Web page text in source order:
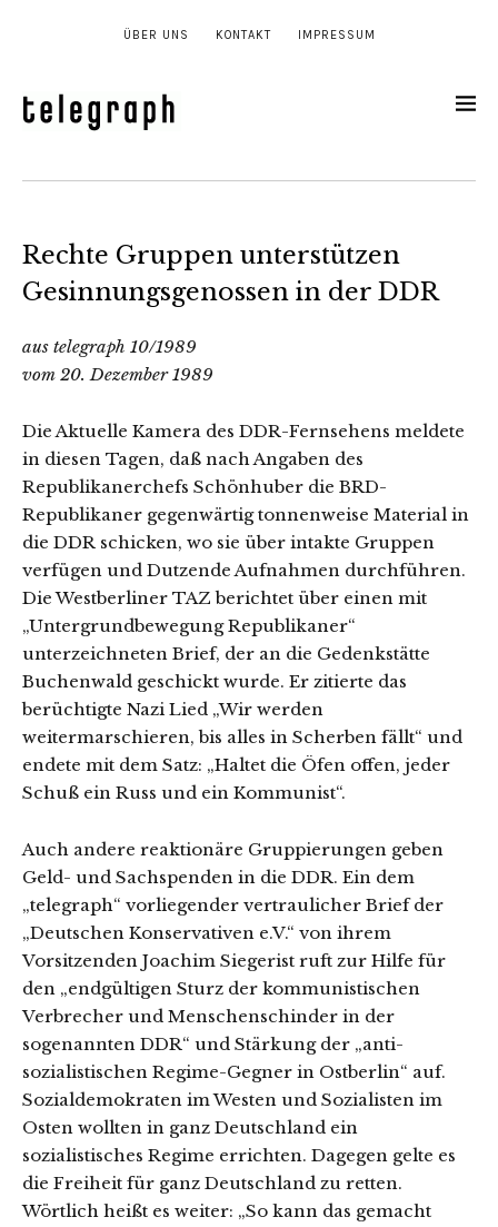
ÜBER UNS KONTAKT IMPRESSUM
Rechte Gruppen unterstützen
Gesinnungsgenossen in der DDR
aus telegraph 10/1989
vom 20. Dezember 1989
Die Aktuelle Kamera des DDR-Fernsehens meldete
in diesen Tagen, daß nach Angaben des
Republikanerchefs Schönhuber die BRD-
Republikaner gegenwärtig tonnenweise Material in
die DDR schicken, wo sie über intakte Gruppen
verfügen und Dutzende Aufnahmen durchführen.
Die Westberliner TAZ berichtet über einen mit
„Untergrundbewegung Republikaner“
unterzeichneten Brief, der an die Gedenkstätte
Buchenwald geschickt wurde. Er zitierte das
berüchtigte Nazi Lied „Wir werden
weitermarschieren, bis alles in Scherben fällt“ und
endete mit dem Satz: „Haltet die Öfen offen, jeder
Schuß ein Russ und ein Kommunist“.
Auch andere reaktionäre Gruppierungen geben
Geld- und Sachspenden in die DDR. Ein dem
„telegraph“ vorliegender vertraulicher Brief der
„Deutschen Konservativen e.V.“ von ihrem
Vorsitzenden Joachim Siegerist ruft zur Hilfe für
den „endgültigen Sturz der kommunistischen
Verbrecher und Menschenschinder in der
sogenannten DDR“ und Stärkung der „anti-
sozialistischen Regime-Gegner in Ostberlin“ auf.
Sozialdemokraten im Westen und Sozialisten im
Osten wollten in ganz Deutschland ein
sozialistisches Regime errichten. Dagegen gelte es
die Freiheit für ganz Deutschland zu retten.
Wörtlich heißt es weiter: „So kann das gemacht